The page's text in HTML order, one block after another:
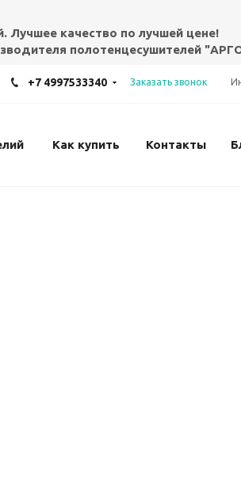
Лучшее качество по лучшей цене!
полотенцесушителей
+7 4997533340 Заказать звонок
Как купить Контакты